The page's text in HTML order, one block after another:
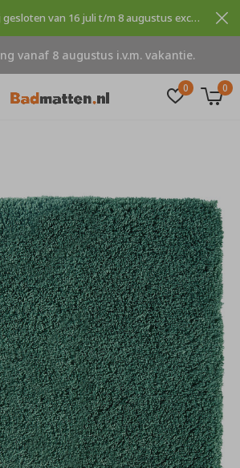
0 0
vanaf 8 augustus i.v.m. vakantie.
I.v.m. vakantie zijn wij gesloten van 16 juli t/m 8 augustus excuses voor dit ongemak.